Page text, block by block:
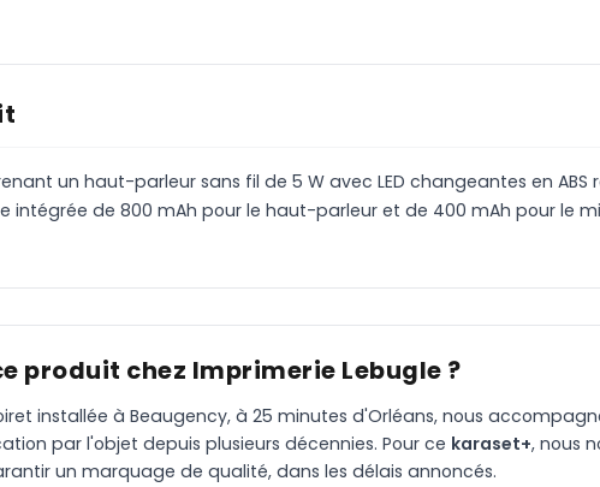
un haut-parleur sans fil de 5 W avec LED changeantes en ABS
intégrée de 800 mAh pour le haut-parleur et de 400 mAh pour le
produit chez Imprimerie Lebugle ?
installée à Beaugency, à 25 minutes d'Orléans, nous
par l'objet depuis plusieurs décennies. Pour ce karaset+, nous
un marquage de qualité, dans les délais annoncés.